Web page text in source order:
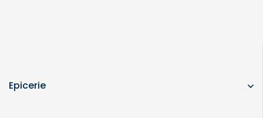
Epicerie